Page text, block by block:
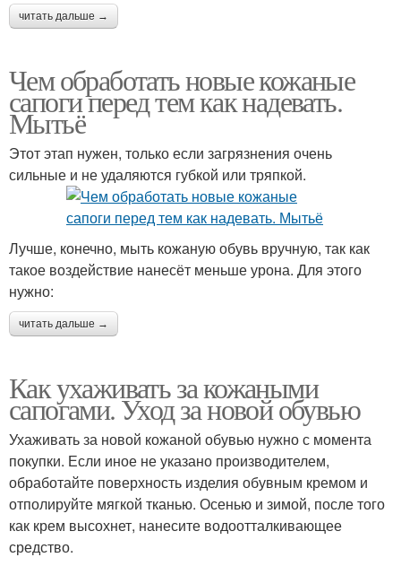
читать дальше →
Чем обработать новые кожаные
сапоги перед тем как надевать.
Мытьё
Этот этап нужен, только если загрязнения очень
сильные и не удаляются губкой или тряпкой.
Лучше, конечно, мыть кожаную обувь вручную, так как
такое воздействие нанесёт меньше урона. Для этого
нужно:
читать дальше →
Как ухаживать за кожаными
сапогами. Уход за новой обувью
Ухаживать за новой кожаной обувью нужно с момента
покупки. Если иное не указано производителем,
обработайте поверхность изделия обувным кремом и
отполируйте мягкой тканью. Осенью и зимой, после того
как крем высохнет, нанесите водоотталкивающее
средство.